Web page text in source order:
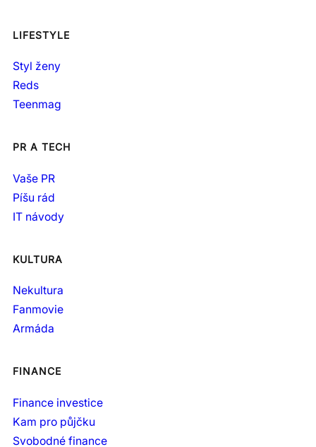
LIFESTYLE
Styl ženy
Reds
Teenmag
PR A TECH
Vaše PR
Píšu rád
IT návody
KULTURA
Nekultura
Fanmovie
Armáda
FINANCE
Finance investice
Kam pro půjčku
Svobodné finance